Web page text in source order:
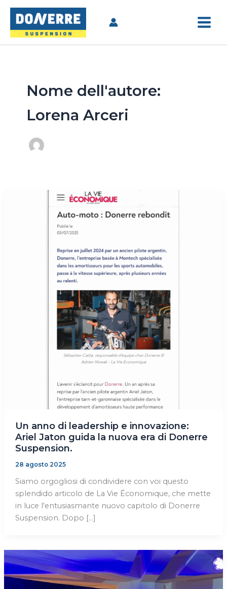
contenuto
Nome dell'autore:
Lorena Arceri
Un anno di leadership e innovazione:
Ariel Jaton guida la nuova era di Donerre
Suspension.
28 agosto 2025
Siamo orgogliosi di condividere con voi questo
splendido articolo de La Vie Économique, che mette
in luce l'entusiasmante nuovo capitolo di Donerre
Suspension. Dopo [...]